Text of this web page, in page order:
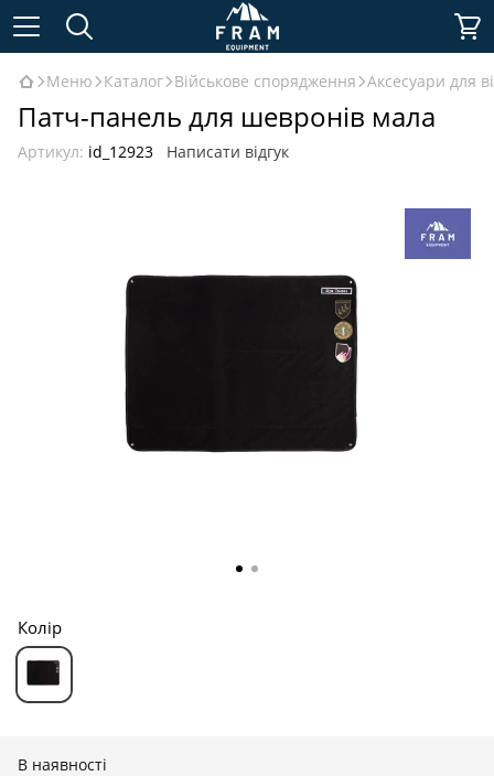
Меню Каталог Військове спорядження Аксесуари для
Патч-панель для шевронів мала
Артикул: id_12923 Написати відгук
Колір
В наявності